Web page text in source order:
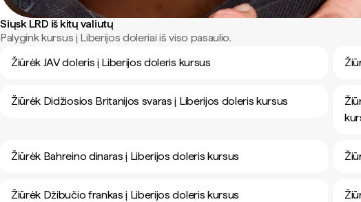
Siųsk LRD iš kitų valiutų
Palygink kursus į Liberijos doleriai iš viso pasaulio.
Žiūrėk JAV doleris į Liberijos doleris kursus
Žiūrėk Didžiosios Britanijos svaras į Liberijos doleris kursus
Žiūrėk Bahreino dinaras į Liberijos doleris kursus
Žiūrėk Džibučio frankas į Liberijos doleris kursus